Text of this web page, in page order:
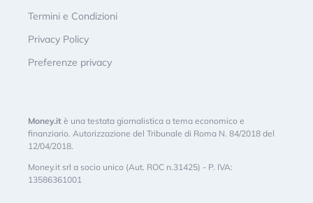
Termini e Condizioni
Privacy Policy
Preferenze privacy
Money.it è una testata giornalistica a tema economico e
finanziario. Autorizzazione del Tribunale di Roma N. 84/2018 del
12/04/2018.
Money.it srl a socio unico (Aut. ROC n.31425) - P. IVA:
13586361001